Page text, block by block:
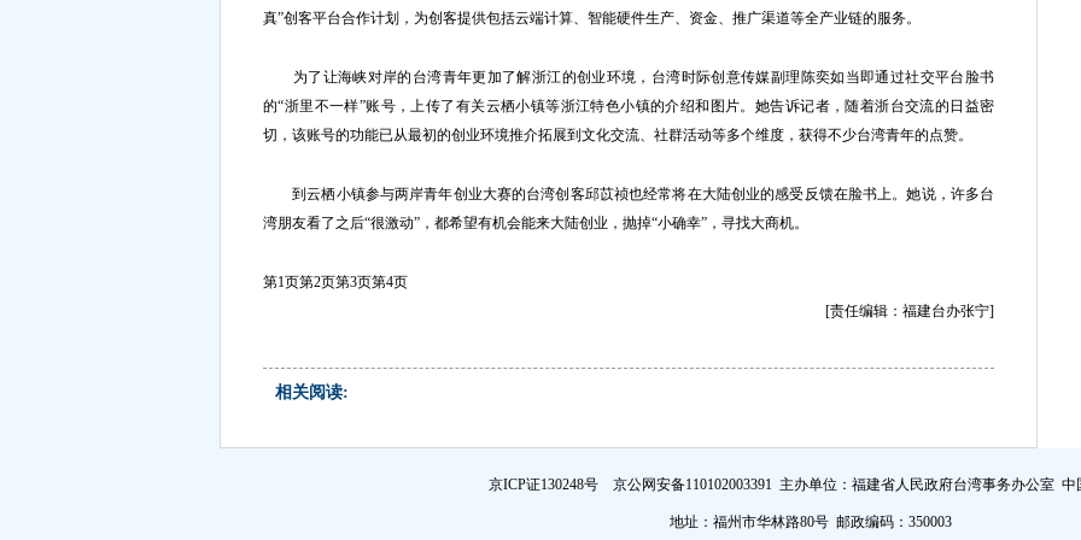
真”创客平台合作计划，为创客提供包括云端计算、智能硬件生产、资金、推广渠道等全产业链的服务。
为了让海峡对岸的台湾青年更加了解浙江的创业环境，台湾时际创意传媒副理陈奕如当即通过社交平台脸书
的“浙里不一样”账号，上传了有关云栖小镇等浙江特色小镇的介绍和图片。她告诉记者，随着浙台交流的日益密
切，该账号的功能已从最初的创业环境推介拓展到文化交流、社群活动等多个维度，获得不少台湾青年的点赞。
到云栖小镇参与两岸青年创业大赛的台湾创客邱苡祯也经常将在大陆创业的感受反馈在脸书上。她说，许多台
湾朋友看了之后“很激动”，都希望有机会能来大陆创业，抛掉“小确幸”，寻找大商机。
第1页第2页第3页第4页
[责任编辑：福建台办张宁]
相关阅读:
京ICP证130248号 京公网安备110102003391 主办单位：福建省人民政府台湾事务办公室 中
地址：福州市华林路80号 邮政编码：350003